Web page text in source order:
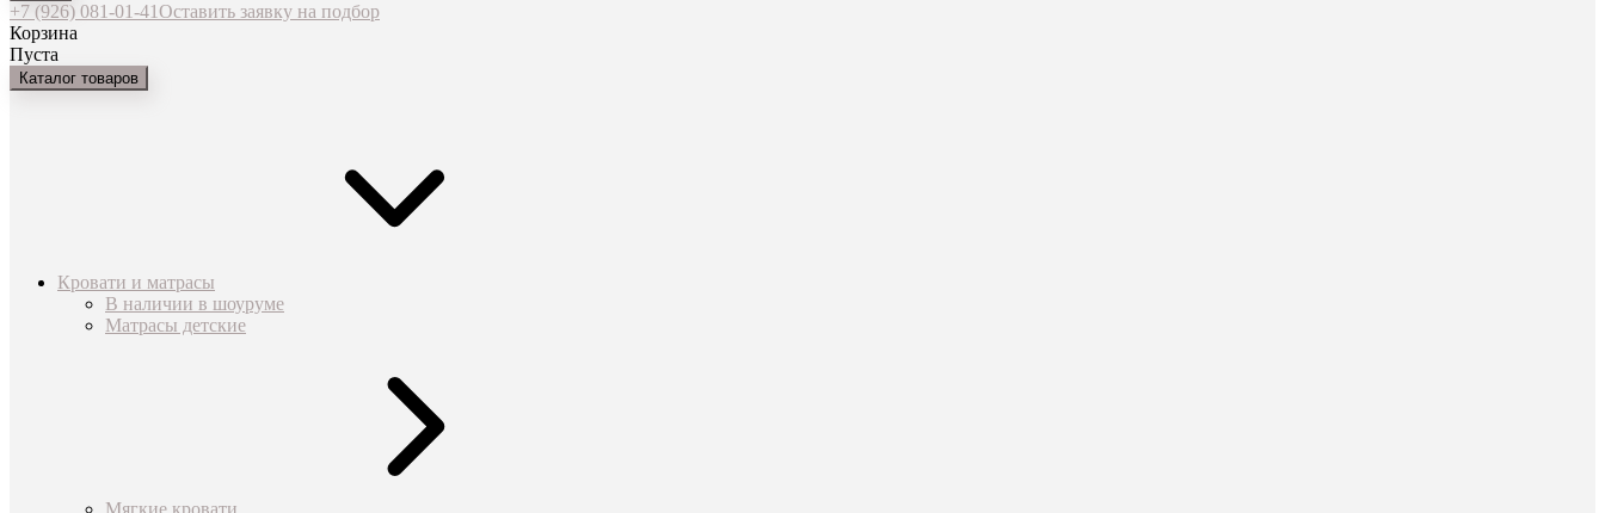
+7 (926) 081-01-41Оставить заявку на подбор
Корзина
Пуста
Каталог товаров
Кровати и матрасы
В наличии в шоуруме
Матрасы детские
Мягкие кровати